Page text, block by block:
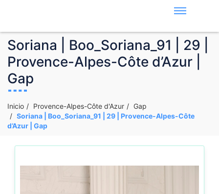
Soriana | Boo_Soriana_91 | 29 |
Provence-Alpes-Côte d’Azur |
Gap
Inicio Provence-Alpes-Côte d'Azur
Gap
Soriana | Boo_Soriana_91 | 29 | Provence-Alpes-Côte
d’Azur | Gap